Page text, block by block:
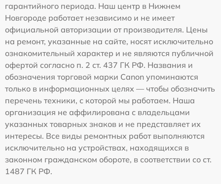
гарантийного периода. Наш центр в Нижнем
Новгороде работает независимо и не имеет
официальной авторизации от производителя. Цены
на ремонт, указанные на сайте, носят исключительно
ознакомительный характер и не являются публичной
офертой согласно п. 2 ст. 437 ГК РФ. Названия и
обозначения торговой марки Canon упоминаются
только в информационных целях — чтобы обозначить
перечень техники, с которой мы работаем. Наша
организация не аффилирована с владельцами
указанных товарных знаков и не представляет их
интересы. Все виды ремонтных работ выполняются
исключительно на устройствах, находящихся в
законном гражданском обороте, в соответствии со ст.
1487 ГК РФ.